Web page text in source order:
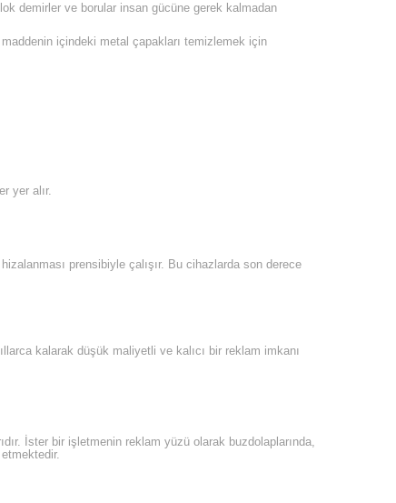
demirler ve borular insan gücüne gerek kalmadan
içindeki metal çapakları temizlemek için
yer alır.
prensibiyle çalışır. Bu cihazlarda son derece
kalarak düşük maliyetli ve kalıcı bir reklam imkanı
İster bir işletmenin reklam yüzü olarak buzdolaplarında,